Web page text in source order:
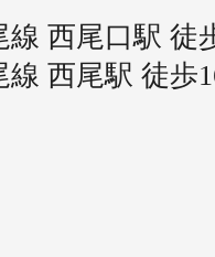
線 西尾口駅 徒
線 西尾駅 徒歩